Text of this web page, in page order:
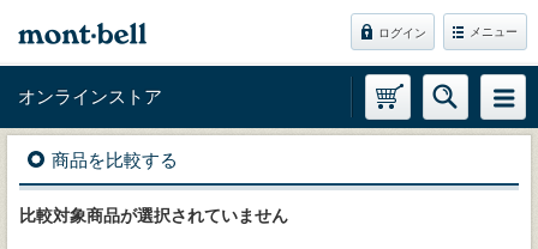
ログイン メニュー
オンラインストア
商品を比較する
比較対象商品が選択されていません